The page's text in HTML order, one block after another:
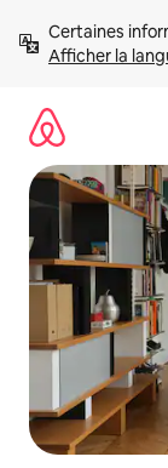
directement
Afficher la